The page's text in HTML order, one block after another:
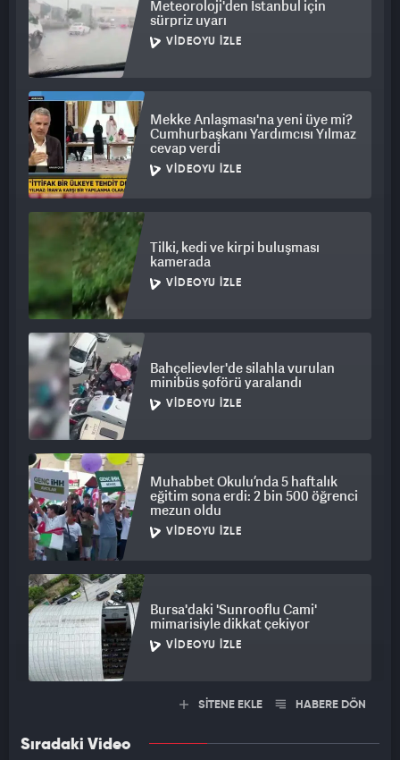
Meteoroloji'den İstanbul için
sürpriz uyarı
VIDEOYU İZLE
Mekke Anlaşması'na yeni üye mi?
Cumhurbaşkanı Yardımcısı Yılmaz
cevap verdi
VIDEOYU İZLE
Tilki, kedi ve kirpi buluşması
kamerada
VIDEOYU İZLE
Bahçelievler'de silahla vurulan
minibüs şoförü yaralandı
VIDEOYU İZLE
Muhabbet Okulu’nda 5 haftalık
eğitim sona erdi: 2 bin 500 öğrenci
mezun oldu
VIDEOYU İZLE
Bursa'daki 'Sunrooflu Cami'
mimarisiyle dikkat çekiyor
VIDEOYU İZLE
SİTENE EKLE HABERE DÖN
Sıradaki Video